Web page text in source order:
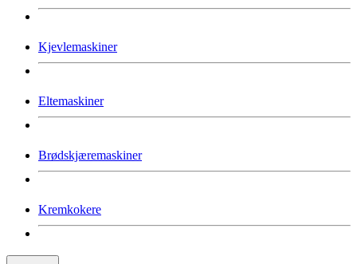
Kjevlemaskiner
Eltemaskiner
Brødskjæremaskiner
Kremkokere